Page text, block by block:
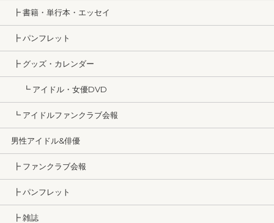
┣ 書籍・単行本・エッセイ
┣ パンフレット
┣ グッズ・カレンダー
┗ アイドル・女優DVD
┗ アイドルファンクラブ会報
男性アイドル&俳優
┣ ファンクラブ会報
┣ パンフレット
┣ 雑誌